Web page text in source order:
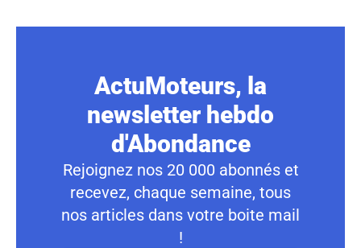
ActuMoteurs, la
newsletter hebdo
d'Abondance
Rejoignez nos 20 000 abonnés et
recevez, chaque semaine, tous
nos articles dans votre boite mail
!